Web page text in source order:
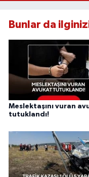
Bunlar da
Meslektaşını vuran
tutuklandı!